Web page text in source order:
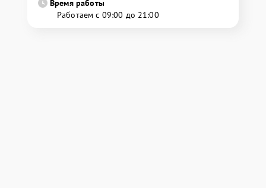
Время работы
Работаем с 09:00 до 21:00